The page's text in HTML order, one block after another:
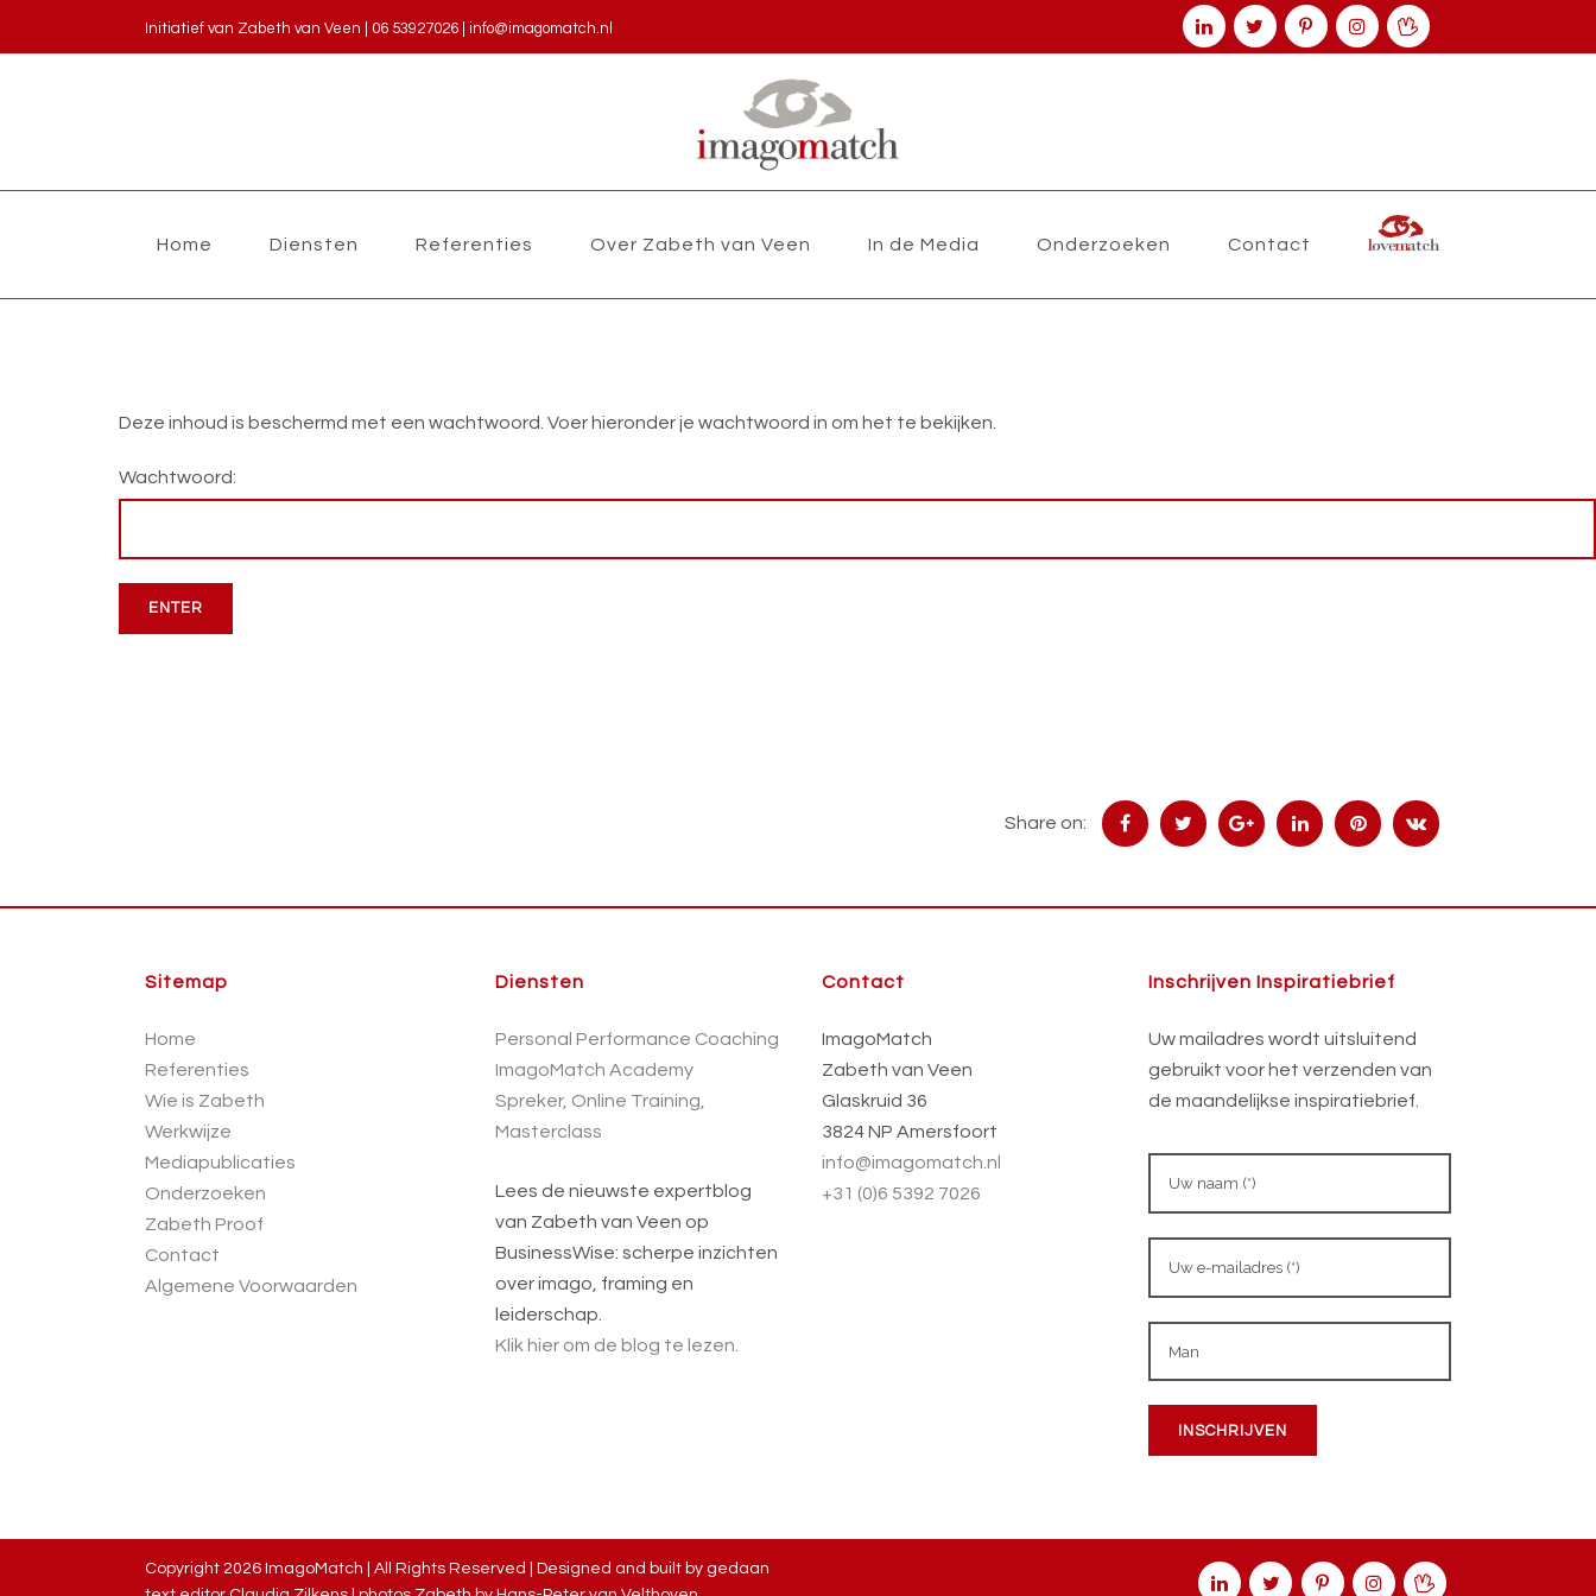
Initiatief van Zabeth van Veen | 06 53927026 info@imagomatch.nl
Home Diensten Referenties Over Zabeth van Veen In de Media Onderzoeken Contact
Deze inhoud is beschermd met een wachtwoord. Voer hieronder je wachtwoord in om het te bekijken.
Wachtwoord:
Share on:
Sitemap
Home
Referenties
Wie is Zabeth
Werkwijze
Mediapublicaties
Onderzoeken
Zabeth Proof
Contact
Algemene Voorwaarden
Diensten
Personal Performance Coaching
ImagoMatch Academy
Spreker, Online Training,
Masterclass
Lees de nieuwste expertblog
van Zabeth van Veen op
BusinessWise: scherpe inzichten
over imago, framing en
leiderschap.
Klik hier om de blog te lezen.
Contact
ImagoMatch
Zabeth van Veen
Glaskruid 36
3824 NP Amersfoort
info@imagomatch.nl
+31 (0)6 5392 7026
Inschrijven Inspiratiebrief
Uw mailadres wordt uitsluitend
gebruikt voor het verzenden van
de maandelijkse inspiratiebrief.
Copyright 2026 ImagoMatch | All Rights Reserved | Designed and built by gedaan